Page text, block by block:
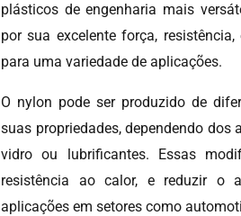
plásticos de engenharia mais
por sua excelente força,
para uma variedade de aplicações.
O nylon pode ser produzido de
suas propriedades, dependendo
vidro ou lubrificantes. Essas
resistência ao calor, e reduzir o
aplicações em setores como